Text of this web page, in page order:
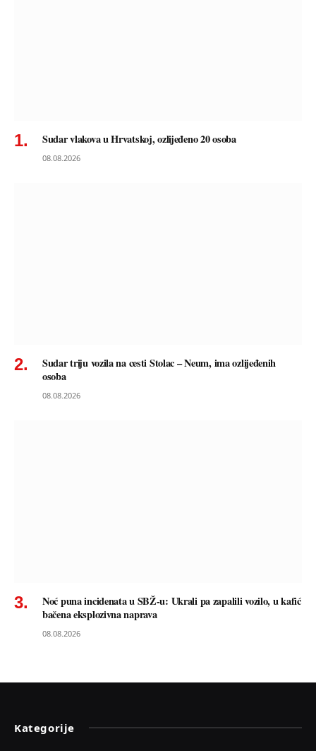
Sudar vlakova u Hrvatskoj, ozlijeđeno 20 osoba
08.08.2026
Sudar triju vozila na cesti Stolac – Neum, ima ozlijeđenih
osoba
08.08.2026
Noć puna incidenata u SBŽ-u: Ukrali pa zapalili vozilo, u kafić
bačena eksplozivna naprava
08.08.2026
Kategorije